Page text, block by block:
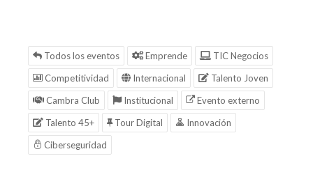
Todos los eventos Emprende
TIC Negocios
Competitividad
Internacional
Talento Joven
Cambra Club
Institucional
Evento externo
Talento 45+
Tour Digital
Innovación
Ciberseguridad